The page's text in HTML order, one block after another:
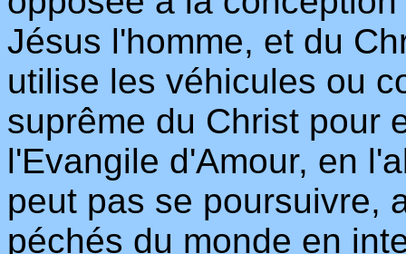
Jésus l'homme, et du
utilise les véhicules ou
suprême du Christ pour
l'Evangile d'Amour, en
peut pas se poursuivre,
péchés du monde en